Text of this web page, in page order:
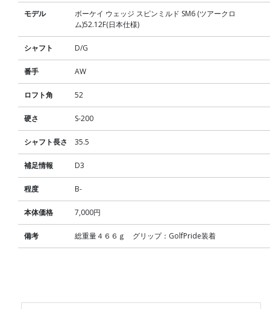
モデル
ボーケイ ウェッジ スピンミルド SM6 (ツアークロ
ム)52.12F(日本仕様)
シャフト D/G
番手 AW
ロフト角 52
硬さ S-200
シャフト長さ 35.5
補足情報 D3
程度 B-
本体価格 7,000円
備考 総重量４６６ｇ グリップ：GolfPride装着